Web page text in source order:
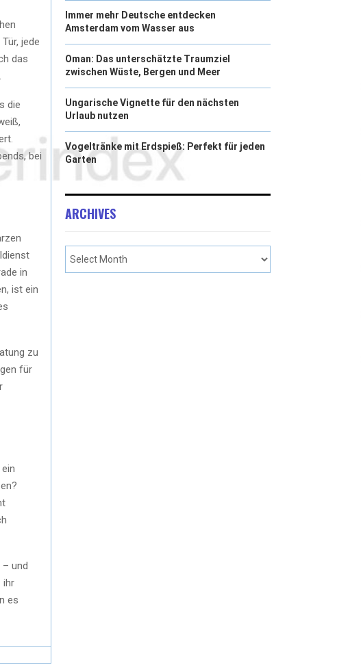
jede
das
die
bei
in
ist ein
zu
für
und
ihr
es
Immer mehr Deutsche entdecken
Amsterdam vom Wasser aus
Oman: Das unterschätzte Traumziel
zwischen Wüste, Bergen und Meer
Ungarische Vignette für den nächsten
Urlaub nutzen
Vogeltränke mit Erdspieß: Perfekt für jeden
Garten
ARCHIVES